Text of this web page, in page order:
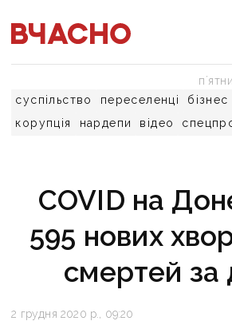
суспільство переселенці бізнес
корупція
нардепи відео
COVID на
595 нових
смертей за
2 грудня 2020 р., 09:20